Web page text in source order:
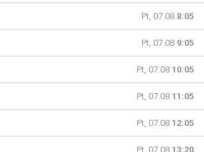
Pt, 07.08 8:05
Pt, 07.08 9:05
Pt, 07.08 10:05
Pt, 07.08 11:05
Pt, 07.08 12:05
Pt, 07.08 13:20